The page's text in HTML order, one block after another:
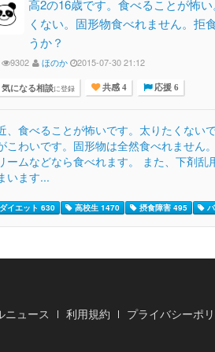
高2の16歳です。食べることが怖
くない。固形物食べれません。拒
うか？
9302 ほのか 2015-07-30 21:12
気になる相談に登録 共感 4 応援 6
、食べることが怖いです。太りたくない
こわいです。固形物は全然食べれません
ームなどなら食べれます。 また、下剤乱
います...
イエット 630 高校生 1470 摂食障害 495
ニュース 利用規約 プライバシーポ